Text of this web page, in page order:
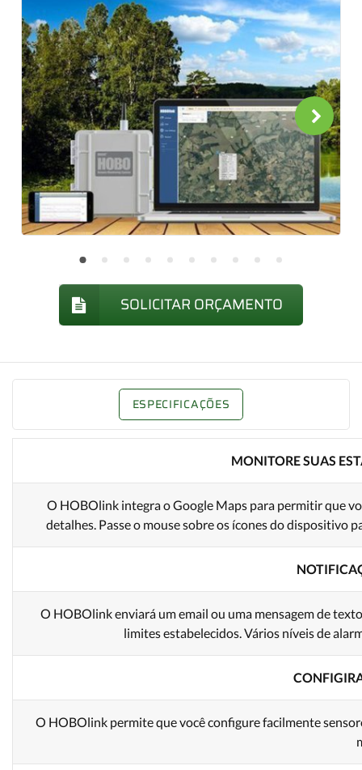
SOLICITAR ORÇAMENTO
ESPECIFICAÇÕES
MONITORE SUAS
O HOBOlink integra o Google Maps para permitir que
detalhes. Passe o mouse sobre os ícones do dispositivo
O HOBOlink enviará um email ou uma mensagem de
limites estabelecidos. Vários níveis de
O HOBOlink permite que você configure facilmente